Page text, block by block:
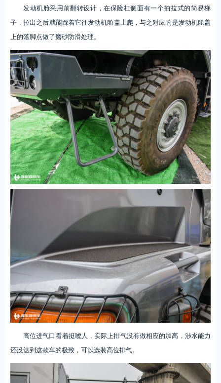
发动机舱采用前翻转设计，在保险杠侧面有一个抽拉式的简易梯
子，拉出之后就能踩着它往发动机舱盖上爬，与之对应的是发动机舱盖
上的落脚点做了磨砂防滑处理。
高位进气口看着挺唬人，实际上排气没有做相应的加高，涉水能力
还没达到这款车的极致，可以选装高位排气。